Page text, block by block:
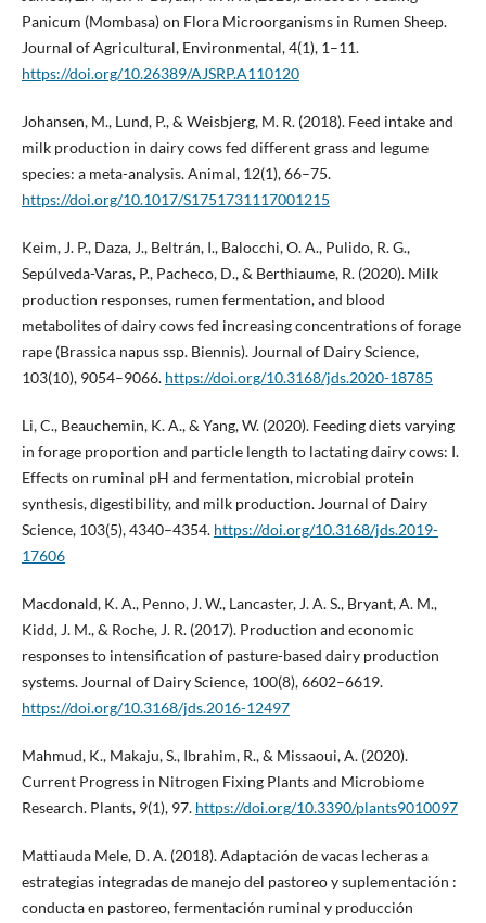
Panicum (Mombasa) on Flora Microorganisms in Rumen Sheep.
Journal of Agricultural, Environmental, 4(1), 1–11.
https://doi.org/10.26389/AJSRP.A110120
Johansen, M., Lund, P., & Weisbjerg, M. R. (2018). Feed intake and
milk production in dairy cows fed different grass and legume
species: a meta-analysis. Animal, 12(1), 66–75.
https://doi.org/10.1017/S1751731117001215
Keim, J. P., Daza, J., Beltrán, I., Balocchi, O. A., Pulido, R. G.,
Sepúlveda-Varas, P., Pacheco, D., & Berthiaume, R. (2020). Milk
production responses, rumen fermentation, and blood
metabolites of dairy cows fed increasing concentrations of forage
rape (Brassica napus ssp. Biennis). Journal of Dairy Science,
103(10), 9054–9066. https://doi.org/10.3168/jds.2020-18785
Li, C., Beauchemin, K. A., & Yang, W. (2020). Feeding diets varying
in forage proportion and particle length to lactating dairy cows: I.
Effects on ruminal pH and fermentation, microbial protein
synthesis, digestibility, and milk production. Journal of Dairy
Science, 103(5), 4340–4354. https://doi.org/10.3168/jds.2019-
17606
Macdonald, K. A., Penno, J. W., Lancaster, J. A. S., Bryant, A. M.,
Kidd, J. M., & Roche, J. R. (2017). Production and economic
responses to intensification of pasture-based dairy production
systems. Journal of Dairy Science, 100(8), 6602–6619.
https://doi.org/10.3168/jds.2016-12497
Mahmud, K., Makaju, S., Ibrahim, R., & Missaoui, A. (2020).
Current Progress in Nitrogen Fixing Plants and Microbiome
Research. Plants, 9(1), 97. https://doi.org/10.3390/plants9010097
Mattiauda Mele, D. A. (2018). Adaptación de vacas lecheras a
estrategias integradas de manejo del pastoreo y suplementación :
conducta en pastoreo, fermentación ruminal y producción